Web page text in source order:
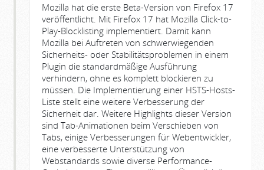
Mozilla hat die erste Beta-Version von Firefox 17
veröffentlicht. Mit Firefox 17 hat Mozilla Click-to-
Play-Blocklisting implementiert. Damit kann
Mozilla bei Auftreten von schwerwiegenden
Sicherheits- oder Stabilitätsproblemen in einem
Plugin die standardmäßige Ausführung
verhindern, ohne es komplett blockieren zu
müssen. Die Implementierung einer HSTS-Hosts-
Liste stellt eine weitere Verbesserung der
Sicherheit dar. Weitere Highlights dieser Version
sind Tab-Animationen beim Verschieben von
Tabs, einige Verbesserungen für Webentwickler,
eine verbesserte Unterstützung von
Webstandards sowie diverse Performance-